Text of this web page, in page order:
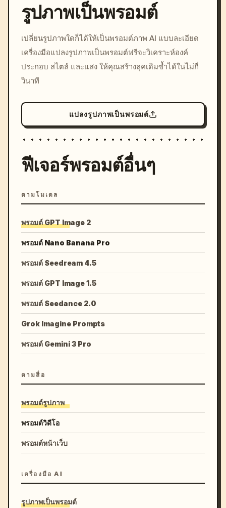
c, cyberpunk sunset, neon
colors, 8k --v 6.0
รูปภาพเป็นพรอมต์
เปลี่ยนรูปภาพใดก็ได้ให้เป็นพรอมต์ภาพ AI แบบละเอียด
เครื่องมือแปลงรูปภาพเป็นพรอมต์ฟรีจะวิเคราะห์องค์
ประกอบ สไตล์ และแสง ให้คุณสร้างลุคเดิมซ้ำได้ในไม่กี่
วินาที
แปลงรูปภาพเป็นพรอมต์
ฟีเจอร์พรอมต์อื่นๆ
ตามโมเดล
พรอมต์ GPT Image 2
พรอมต์ Nano Banana Pro
พรอมต์ Seedream 4.5
พรอมต์ GPT Image 1.5
พรอมต์ Seedance 2.0
Grok Imagine Prompts
พรอมต์ Gemini 3 Pro
ตามสื่อ
พรอมต์รูปภาพ
พรอมต์วิดีโอ
พรอมต์หน้าเว็บ
เครื่องมือ AI
รูปภาพเป็นพรอมต์